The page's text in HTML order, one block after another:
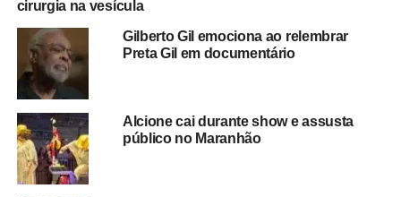
ainda mais emocional ao espetáculo, que já era
aguardado como um dos destaques da programação em
Petrolina. Nas redes sociais, o momento foi amplamente
compartilhado, gerando comentários positivos e elogios à
interação familiar no palco.
O episódio reforça o carisma e a espontaneidade de
Ivete Sangalo
shows em experiências marcantes para o público, unindo
cirurgia na vesícula
Gilberto Gil emociona ao relembrar
Preta Gil em documentário
Alcione cai durante show e assusta
público no Maranhão